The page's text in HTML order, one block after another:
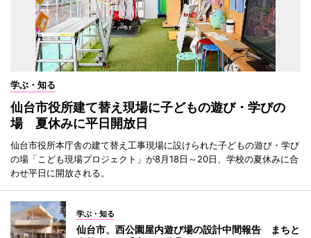
学ぶ・知る
仙台市役所建て替え現場に子どもの遊び・学びの
場 夏休みに平日開放日
仙台市役所本庁舎の建て替え工事現場に設けられた子どもの遊び・学び
の場「こども現場プロジェクト」が8月18日～20日、学校の夏休みに合
わせ平日に開放される。
学ぶ・知る
仙台市、西公園屋内遊び場の設計中間報告 まちと